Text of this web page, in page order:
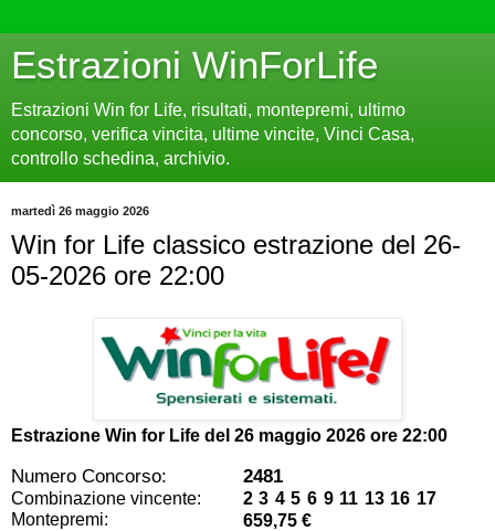
Estrazioni WinForLife
Estrazioni Win for Life, risultati, montepremi, ultimo
concorso, verifica vincita, ultime vincite, Vinci Casa,
controllo schedina, archivio.
martedì 26 maggio 2026
Win for Life classico estrazione del 26-
05-2026 ore 22:00
Estrazione Win for Life del 26 maggio 2026 ore 22:00
Numero Concorso: 2481
Combinazione vincente:
2 3 4 5 6 9 11 13 16 17
Montepremi:
659,75 €